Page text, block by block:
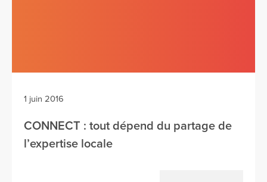
1 juin 2016
CONNECT : tout dépend du partage de
l’expertise locale